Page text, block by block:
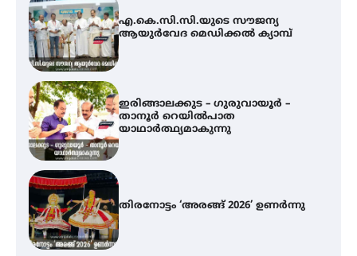
എ.കെ.സി.സി.യുടെ സൗജന്യ
ആയുർവേദ മെഡിക്കൽ ക്യാമ്പ്
ഇരിങ്ങാലക്കുട – ഗുരുവായൂർ –
താനൂർ റെയിൽപാത
യാഥാർത്ഥ്യമാകുന്നു
തിരനോട്ടം ‘അരങ്ങ് 2026’ ഉണർന്നു